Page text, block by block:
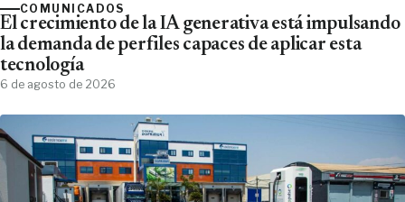
COMUNICADOS
El crecimiento de la IA generativa está impulsando
la demanda de perfiles capaces de aplicar esta
tecnología
6 de agosto de 2026